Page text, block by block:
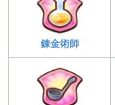
錬金術師